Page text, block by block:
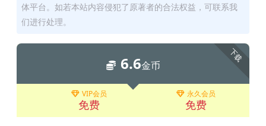
体平台。如若本站内容侵犯了原著者的合法权益，可联系我
们进行处理。
下载
6.6金币
VIP会员
免费
永久会员
免费